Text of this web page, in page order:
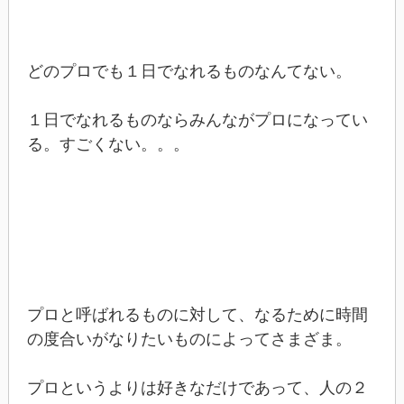
どのプロでも１日でなれるものなんてない。
１日でなれるものならみんながプロになってい
る。すごくない。。。
プロと呼ばれるものに対して、なるために時間
の度合いがなりたいものによってさまざま。
プロというよりは好きなだけであって、人の２